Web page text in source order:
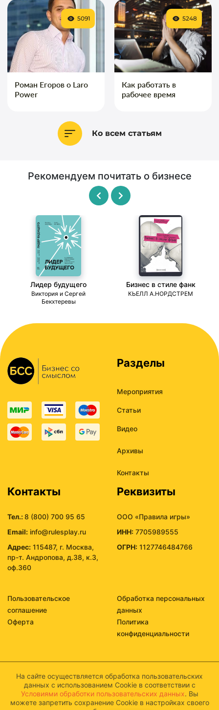
Роман Егоров о Laro
Power
5091
Как работать в
рабочее время
5248
Ко всем статьям
Рекомендуем почитать о бизнесе
Лидер будущего
Виктория и Сергей
Бекхтеревы
Бизнес в стиле фанк
КЬЕЛЛ А.НОРДСТРЕМ
Разделы
Мероприятия
Статьи
Видео
Архивы
Контакты
Контакты
Тел.:8 (800) 700 95 65
Email: info@rulesplay.ru
Адрес: 115487, г. Москва,
пр-т. Андропова, д.38, к.3,
оф.360
Реквизиты
ООО «Правила игры»
ИНН: 7705989555
ОГРН: 1127746484766
Пользовательское
соглашение
Обработка персональных
данных
Оферта
Политика
конфиденциальности
На сайте осуществляется обработка пользовательских
данных с использованием Cookie в соответствии с
Условиями обработки пользовательских данных. Вы
можете запретить сохранение Cookie в настройках своего